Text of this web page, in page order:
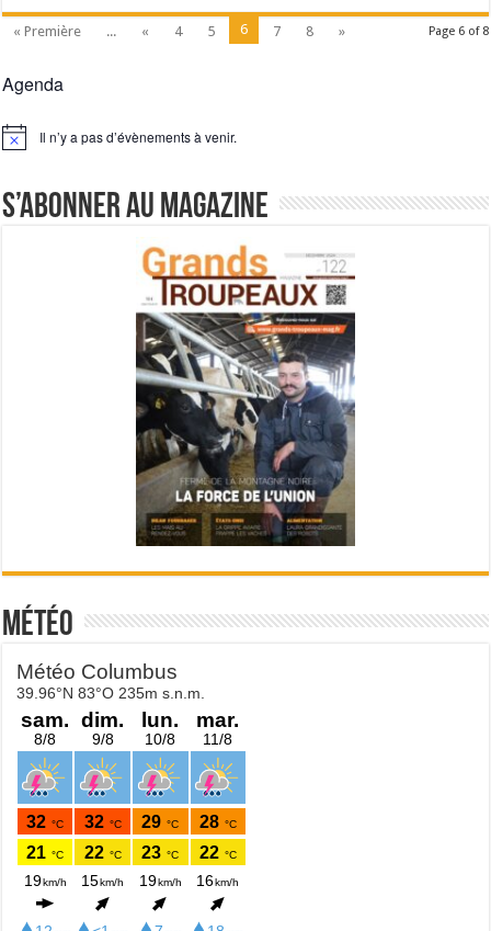
Page 6 of 8
« Première ... « 4 5 6 7 8 »
Agenda
Notice Il n’y a pas d’évènements à venir.
S’abonner au magazine
Météo